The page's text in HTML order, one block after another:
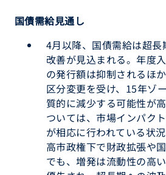
国債需給見通し
4月以降、国債需給は超長
改善が見込まれる。年度
の発行額は抑制されるほ
区分変更を受け、15年ゾ
質的に減少する可能性が
ついては、市場インパク
が相応に行われている状
高市政権下で財政拡張や
でも、増発は流動性の高